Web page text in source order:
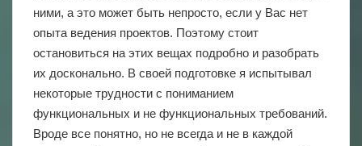
ними, а это может быть непросто, если у Вас нет
опыта ведения проектов. Поэтому стоит
остановиться на этих вещах подробно и разобрать
их досконально. В своей подготовке я испытывал
некоторые трудности с пониманием
функциональных и не функциональных требований.
Вроде все понятно, но не всегда и не в каждой